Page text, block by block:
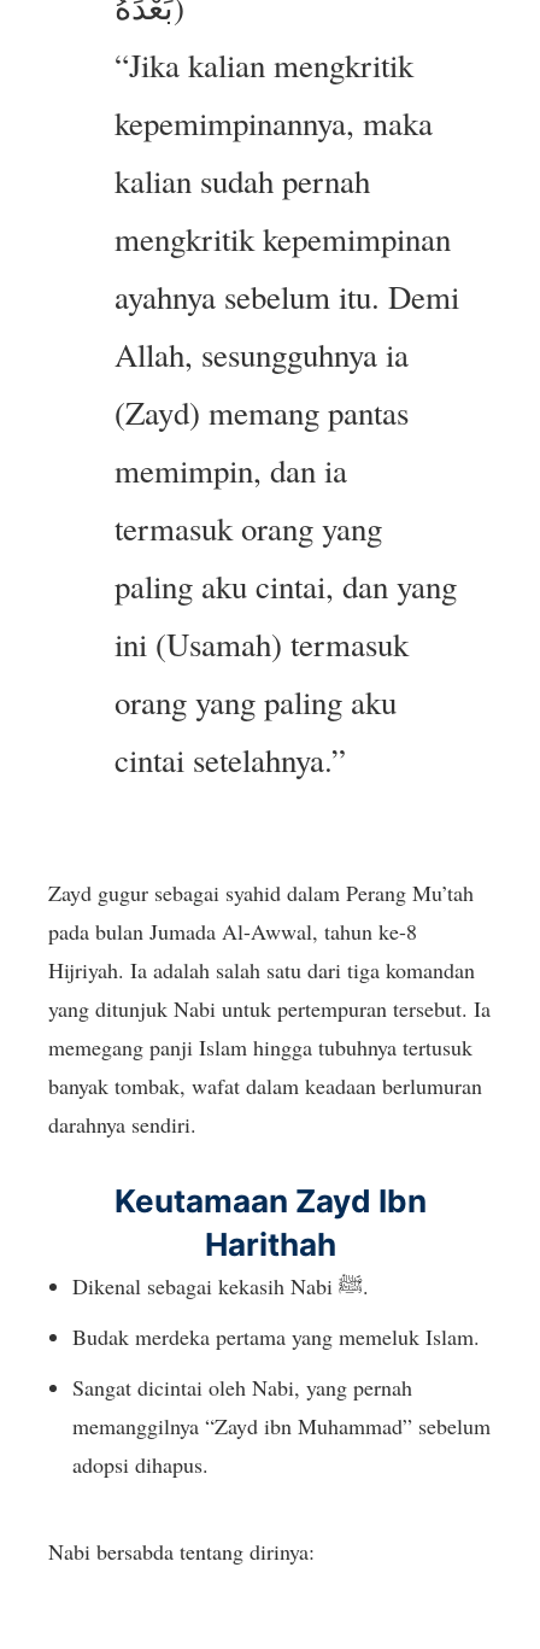
“Jika kalian mengkritik
kepemimpinannya, maka
kalian sudah pernah
mengkritik kepemimpinan
ayahnya sebelum itu. Demi
Allah, sesungguhnya ia
(Zayd) memang pantas
memimpin, dan ia
termasuk orang yang
paling aku cintai, dan yang
ini (Usamah) termasuk
orang yang paling aku
cintai setelahnya.”
Zayd gugur sebagai syahid dalam Perang Mu’tah
pada bulan Jumada Al-Awwal, tahun ke-8
Hijriyah. Ia adalah salah satu dari tiga komandan
yang ditunjuk Nabi untuk pertempuran tersebut. Ia
memegang panji Islam hingga tubuhnya tertusuk
banyak tombak, wafat dalam keadaan berlumuran
darahnya sendiri.
Keutamaan Zayd Ibn
Harithah
Dikenal sebagai kekasih Nabi ﷺ.
Budak merdeka pertama yang memeluk Islam.
Sangat dicintai oleh Nabi, yang pernah
memanggilnya “Zayd ibn Muhammad” sebelum
adopsi dihapus.
Nabi bersabda tentang dirinya: